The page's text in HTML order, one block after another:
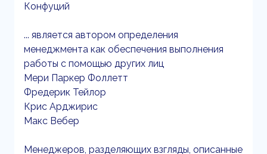
Конфуций
... является автором определения
менеджмента как обеспечения выполнения
работы с помощью других лиц
Мери Паркер Фоллетт
Фредерик Тейлор
Крис Арджирис
Макс Вебер
Менеджеров, разделяющих взгляды, описанные